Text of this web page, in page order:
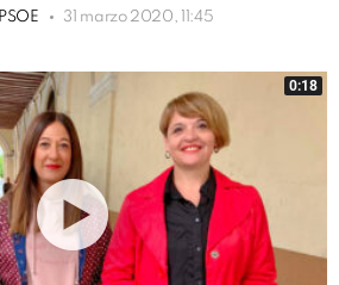
31 marzo 2020, 11:45
0:18